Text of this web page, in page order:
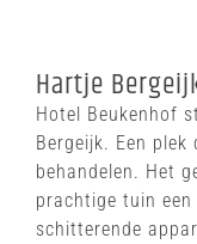
Hartje
Hotel Beukenhof
Bergeijk. Een
behandelen. Het
prachtige tuin een
schitterende